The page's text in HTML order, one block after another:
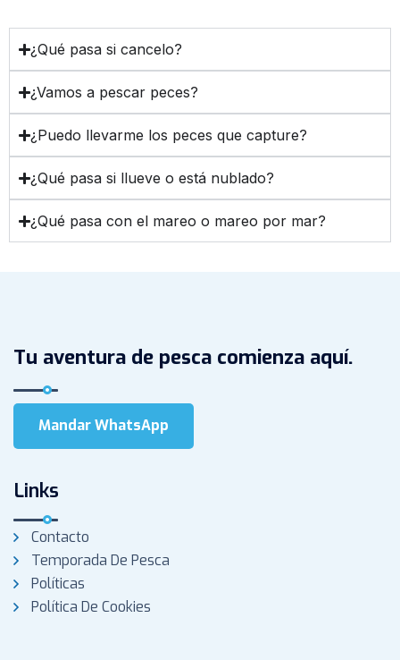
¿Qué pasa si cancelo?
¿Vamos a pescar peces?
¿Puedo llevarme los peces que capture?
¿Qué pasa si llueve o está nublado?
¿Qué pasa con el mareo o mareo por mar?
Tu aventura de pesca comienza aquí.
Mandar WhatsApp
Links
Contacto
Temporada De Pesca
Políticas
Política De Cookies